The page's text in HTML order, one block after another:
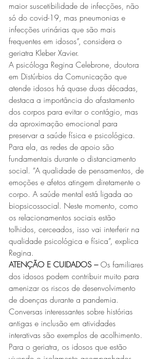
maior suscetibilidade de infecções, não
só do covid-19, mas pneumonias e
infecções urinárias que são mais
frequentes em idosos”, considera o
geriatra Kleber Xavier.
A psicóloga Regina Celebrone, doutora
em Distúrbios da Comunicação que
atende idosos há quase duas décadas,
destaca a importância do afastamento
dos corpos para evitar o contágio, mas
da aproximação emocional para
preservar a saúde física e psicológica.
Para ela, as redes de apoio são
fundamentais durante o distanciamento
social. “A qualidade de pensamentos, de
emoções e afetos atingem diretamente o
corpo. A saúde mental está ligada ao
biopsicossocial. Neste momento, como
os relacionamentos sociais estão
tolhidos, cerceados, isso vai interferir na
qualidade psicológica e física”, explica
Regina.
ATENÇÃO E CUIDADOS – Os familiares
dos idosos podem contribuir muito para
amenizar os riscos de desenvolvimento
de doenças durante a pandemia.
Conversas interessantes sobre histórias
antigas e inclusão em atividades
interativas são exemplos de acolhimento.
Para o geriatra, os idosos que estão